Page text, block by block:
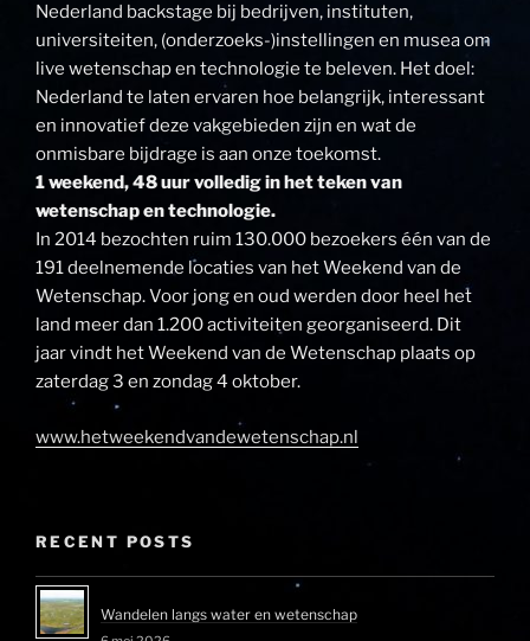
Nederland backstage bij bedrijven, instituten,
universiteiten, (onderzoeks-)instellingen en musea om
live wetenschap en technologie te beleven. Het doel:
Nederland te laten ervaren hoe belangrijk, interessant
en innovatief deze vakgebieden zijn en wat de
onmisbare bijdrage is aan onze toekomst.
1 weekend, 48 uur volledig in het teken van
wetenschap en technologie.
In 2014 bezochten ruim 130.000 bezoekers één van de
191 deelnemende locaties van het Weekend van de
Wetenschap. Voor jong en oud werden door heel het
land meer dan 1.200 activiteiten georganiseerd. Dit
jaar vindt het Weekend van de Wetenschap plaats op
zaterdag 3 en zondag 4 oktober.
www.hetweekendvandewetenschap.nl
RECENT POSTS
Wandelen langs water en wetenschap